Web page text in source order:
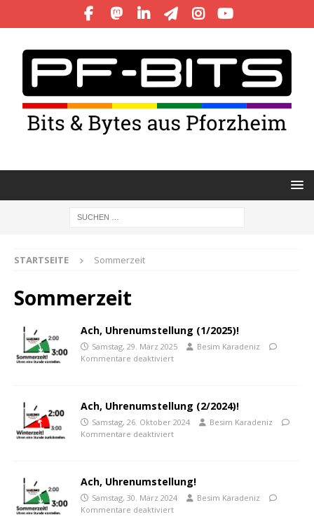
STARTSEITE Sommerzeit
Sommerzeit
Ach, Uhrenumstellung (1/2025)!
Samstag, 29. März 2025
Besim Karadeniz
Kommentare deaktiviert
Ach, Uhrenumstellung (2/2024)!
Samstag, 26. Oktober 2024
Besim Karadeniz
Kommentare deaktiviert
Ach, Uhrenumstellung!
Samstag, 30. März 2024
Besim Karadeniz
Kommentare deaktiviert